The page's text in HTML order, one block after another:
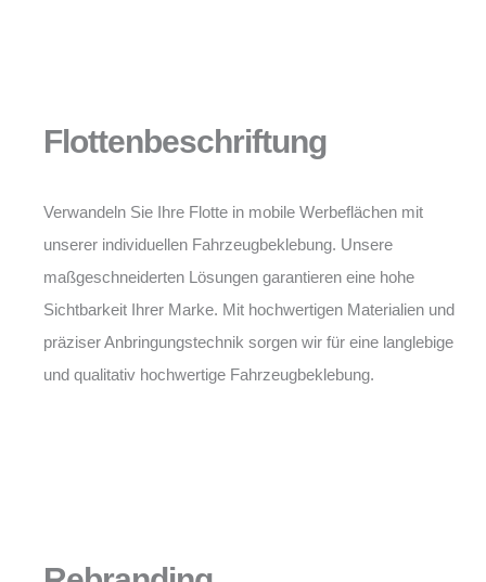
Flottenbeschriftung
Verwandeln Sie Ihre Flotte in mobile Werbeflächen mit
unserer individuellen Fahrzeugbeklebung. Unsere
maßgeschneiderten Lösungen garantieren eine hohe
Sichtbarkeit Ihrer Marke. Mit hochwertigen Materialien und
präziser Anbringungstechnik sorgen wir für eine langlebige
und qualitativ hochwertige Fahrzeugbeklebung.